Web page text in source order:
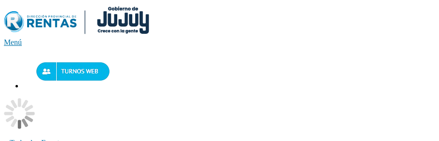
al
contenido
Menú